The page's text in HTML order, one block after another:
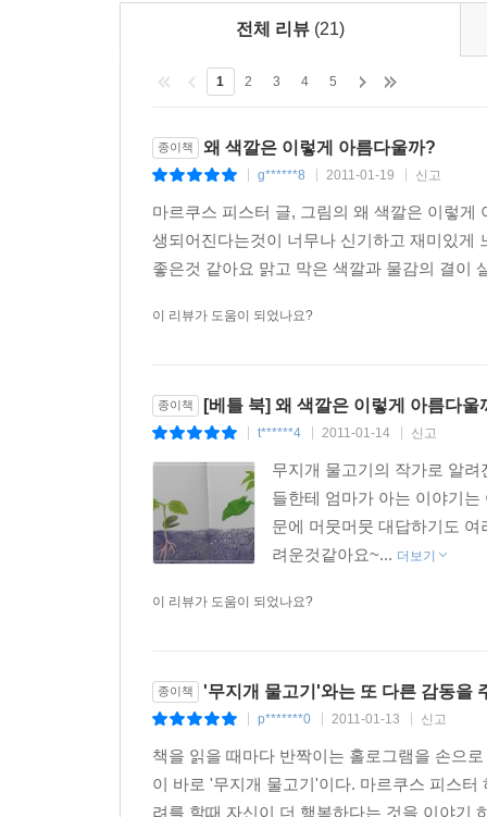
전체 리뷰 (21)
1 2 3 4 5
종이책 왜 색깔은 이렇게 아름다울까?
g******8 2011-01-19 신고
마르쿠스 피스터 글, 그림의 왜 색깔은 이렇
생되어진다는것이 너무나 신기하고 재미있게
좋은것 같아요 맑고 막은 색깔과 물감의 결이
이 리뷰가 도움이 되었나요?
종이책 [베틀 북] 왜 색깔은 이렇게 아름다울
t******4 2011-01-14 신고
무지개 물고기의 작가로 알
들한테 엄마가 아는 이야기
문에 머뭇머뭇 대답하기도
려운것같아요~... 더보기
이 리뷰가 도움이 되었나요?
종이책 '무지개 물고기'와는 또 다른 감동을
p*******0 2011-01-13 신고
책을 읽을 때마다 반짝이는 홀로그램을 손으
이 바로 '무지개 물고기'이다. 마르쿠스 피스
려를 할때 자신이 더 행복하다는 것을 이야기